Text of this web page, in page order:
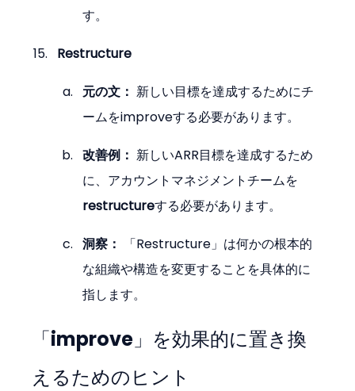
す。
Restructure
元の文： 新しい目標を達成するためにチ
ームをimproveする必要があります。
改善例： 新しいARR目標を達成するため
に、アカウントマネジメントチームを
restructureする必要があります。
洞察：
「Restructure」は何かの根本的
な組織や構造を変更することを具体的に
指します。
「improve」を効果的に置き換
えるためのヒント